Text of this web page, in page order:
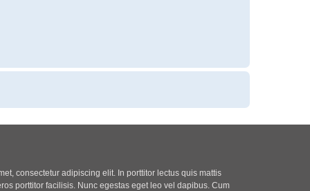
consectetur adipiscing elit. In porttitor lectus quis mattis
porttitor facilisis. Nunc egestas eget leo vel dapibus. Cum